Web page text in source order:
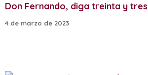
Don Fernando, diga treinta y tres
4 de marzo de 2023